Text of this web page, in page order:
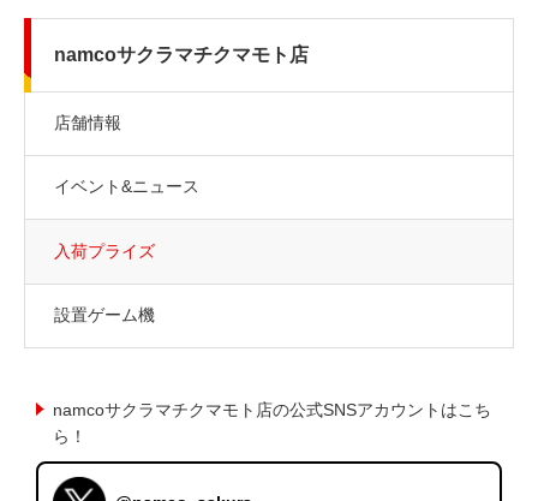
namcoサクラマチクマモト店
店舗情報
イベント&ニュース
入荷プライズ
設置ゲーム機
namcoサクラマチクマモト店の公式SNSアカウントはこち
ら！